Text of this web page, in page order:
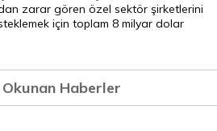
zarar gören özel sektör şirketlerini
için toplam 8 milyar dolar
Okunan Haberler